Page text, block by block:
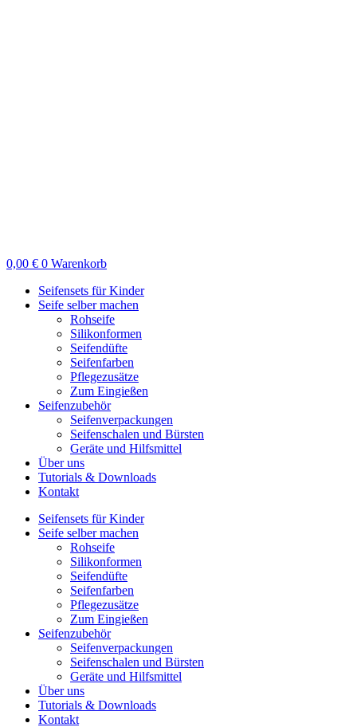
0,00 € 0 Warenkorb
Seifensets für Kinder
Seife selber machen
Rohseife
Silikonformen
Seifendüfte
Seifenfarben
Pflegezusätze
Zum Eingießen
Seifenzubehör
Seifenverpackungen
Seifenschalen und Bürsten
Geräte und Hilfsmittel
Über uns
Tutorials & Downloads
Kontakt
Seifensets für Kinder
Seife selber machen
Rohseife
Silikonformen
Seifendüfte
Seifenfarben
Pflegezusätze
Zum Eingießen
Seifenzubehör
Seifenverpackungen
Seifenschalen und Bürsten
Geräte und Hilfsmittel
Über uns
Tutorials & Downloads
Kontakt